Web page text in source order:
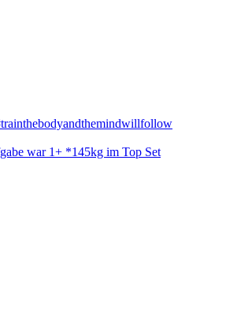
war 1+ *145kg im Top Set